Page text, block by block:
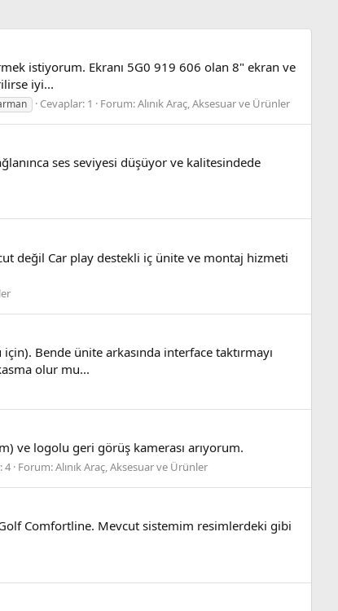
istiyorum. Ekranı 5G0 919 606 olan 8" ekran ve
iyi...
Cevaplar: 1 Forum:Alınık Araç, Aksesuar ve Ürünler
ses seviyesi düşüyor ve kalitesindede
değil Car play destekli iç ünite ve montaj hizmeti
Bende ünite arkasında interface taktırmayı
olur mu...
ve logolu geri görüş kamerası arıyorum.
4 Forum:Alınık Araç, Aksesuar ve Ürünler
Comfortline. Mevcut sistemim resimlerdeki gibi